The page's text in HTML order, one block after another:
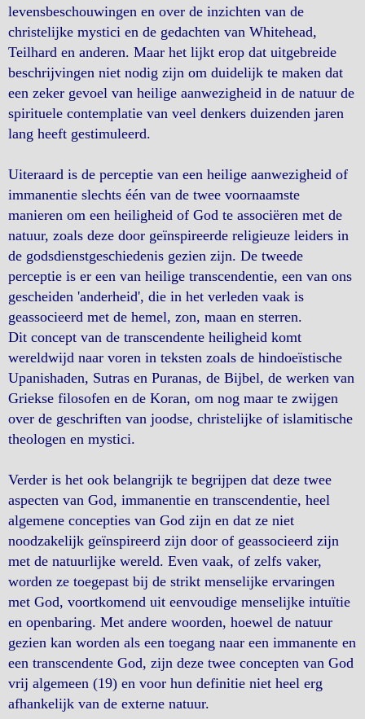
levensbeschouwingen en over de inzichten van de
christelijke mystici en de gedachten van Whitehead,
Teilhard en anderen. Maar het lijkt erop dat uitgebreide
beschrijvingen niet nodig zijn om duidelijk te maken dat
een zeker gevoel van heilige aanwezigheid in de natuur de
spirituele contemplatie van veel denkers duizenden jaren
lang heeft gestimuleerd.
Uiteraard is de perceptie van een heilige aanwezigheid of
immanentie slechts één van de twee voornaamste
manieren om een heiligheid of God te associëren met de
natuur, zoals deze door geïnspireerde religieuze leiders in
de godsdienstgeschiedenis gezien zijn. De tweede
perceptie is er een van heilige transcendentie, een van ons
gescheiden 'anderheid', die in het verleden vaak is
geassocieerd met de hemel, zon, maan en sterren.
Dit concept van de transcendente heiligheid komt
wereldwijd naar voren in teksten zoals de hindoeïstische
Upanishaden, Sutras en Puranas, de Bijbel, de werken van
Griekse filosofen en de Koran, om nog maar te zwijgen
over de geschriften van joodse, christelijke of islamitische
theologen en mystici.
Verder is het ook belangrijk te begrijpen dat deze twee
aspecten van God, immanentie en transcendentie, heel
algemene concepties van God zijn en dat ze niet
noodzakelijk geïnspireerd zijn door of geassocieerd zijn
met de natuurlijke wereld. Even vaak, of zelfs vaker,
worden ze toegepast bij de strikt menselijke ervaringen
met God, voortkomend uit eenvoudige menselijke intuïtie
en openbaring. Met andere woorden, hoewel de natuur
gezien kan worden als een toegang naar een immanente en
een transcendente God, zijn deze twee concepten van God
vrij algemeen (19) en voor hun definitie niet heel erg
afhankelijk van de externe natuur.